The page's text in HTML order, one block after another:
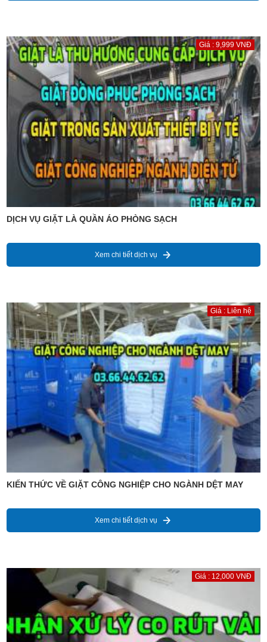
Giá : 9,999 VNĐ
DỊCH VỤ GIẶT LÀ QUẦN ÁO PHÒNG SẠCH
Xem chi tiết dịch vụ
Giá : Liên hệ
KIẾN THỨC VỀ GIẶT CÔNG NGHIỆP CHO NGÀNH DỆT MAY
Xem chi tiết dịch vụ
Giá : 12,000 VNĐ